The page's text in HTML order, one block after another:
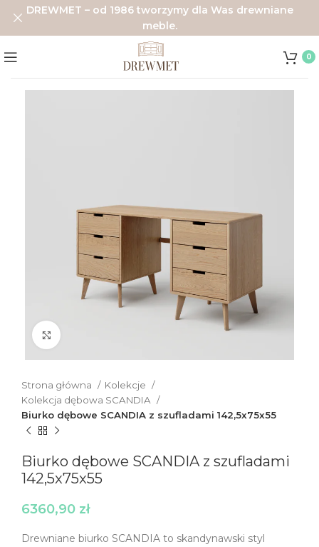
0
Strona główna
Kolekcje
Kolekcja dębowa SCANDIA
Biurko dębowe SCANDIA z szufladami 142,5x75x55
Biurko dębowe SCANDIA z szufladami
142,5x75x55
6360,90 zł
Drewniane biurko SCANDIA to skandynawski styl
DREWMET – od 1986 tworzymy dla Was drewniane
meble.